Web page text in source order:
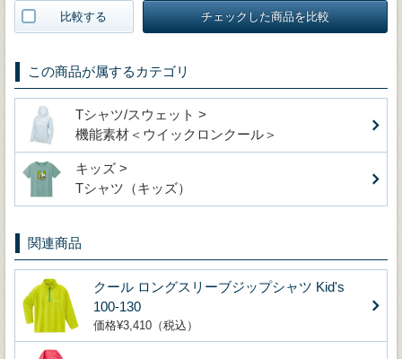
比較する チェックした商品を比較
この商品が属するカテゴリ
Tシャツ/スウェット >
機能素材＜ウイックロンクール＞
キッズ >
Tシャツ（キッズ）
関連商品
クール ロングスリーブジップシャツ Kid's
100-130
価格¥3,410（税込）